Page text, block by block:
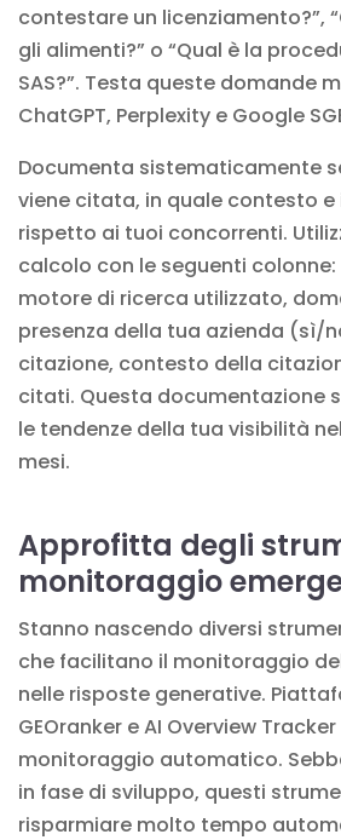
contestare un licenziamento?”,
gli alimenti?” o “Qual è la
SAS?”. Testa queste domande
ChatGPT, Perplexity e Google
Documenta sistematicamente
viene citata, in quale contesto e
rispetto ai tuoi concorrenti.
calcolo con le seguenti
motore di ricerca utilizzato,
presenza della tua azienda (sì/
citazione, contesto della
citati. Questa documentazione
le tendenze della tua visibilità
mesi.
Approfitta degli
monitoraggio
Stanno nascendo diversi
che facilitano il monitoraggio
nelle risposte generative.
GEOranker e AI Overview
monitoraggio automatico.
in fase di sviluppo, questi
risparmiare molto tempo